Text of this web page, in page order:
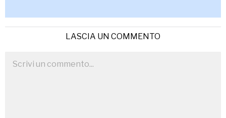
LASCIA UN COMMENTO